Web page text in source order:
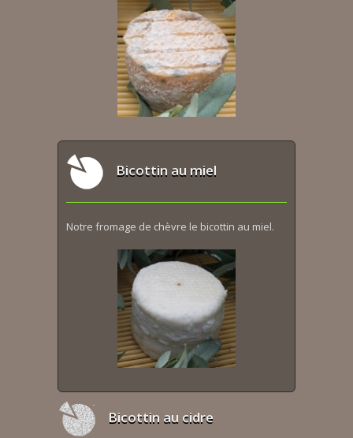
Bicottin au miel
Notre fromage de chèvre le bicottin au miel.
Bicottin au cidre